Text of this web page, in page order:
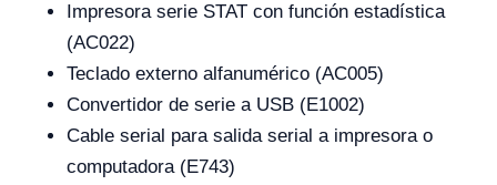
Impresora serie STAT con función estadística
(AC022)
Teclado externo alfanumérico (AC005)
Convertidor de serie a USB (E1002)
Cable serial para salida serial a impresora o
computadora (E743)